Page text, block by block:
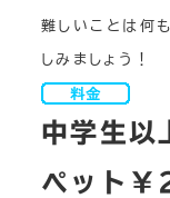
難しいことは何
しみましょう！
中学生
ペット